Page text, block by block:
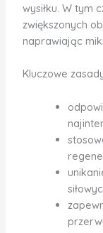
wysiłku. W tym
zwiększonych
naprawiając
Kluczowe